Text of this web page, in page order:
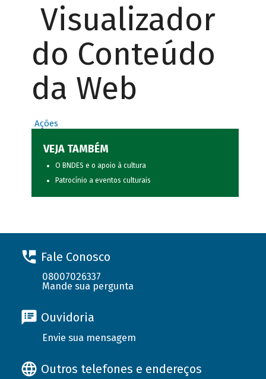
Visualizador
do Conteúdo
da Web
Ações
VEJA TAMBÉM
O BNDES e o apoio à cultura
Patrocínio a eventos culturais
Fale Conosco
08007026337
Mande sua pergunta
Ouvidoria
Envie sua mensagem
Outros telefones e endereços